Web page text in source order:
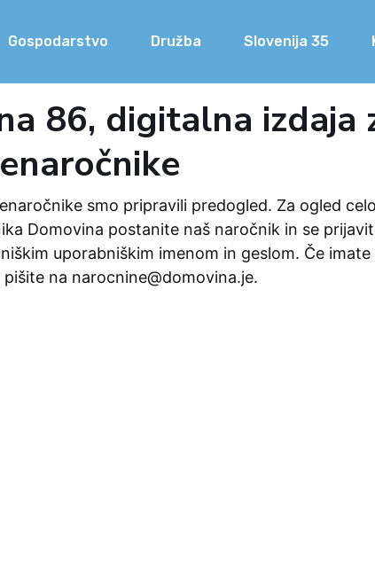
Gospodarstvo Družba Slovenija 35
86, digitalna izdaja
smo pripravili predogled. Za ogled
Domovina postanite naš naročnik in se
uporabniškim imenom in geslom. Če
na narocnine@domovina.je.